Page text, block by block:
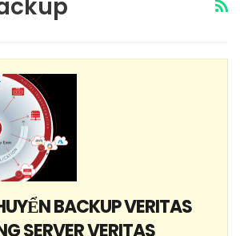
BACKUP VERITAS
SERVER VERITAS